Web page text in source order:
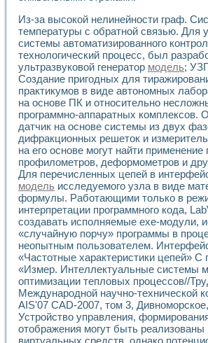
Виртуальная система
Преемственность дисциплин
Универсальный стенд для
Лабораторные практикумы по
Виртуальный измеритель
Лабораторный практикум по
Разработка виртуальной
Виртуальные практикумы по
Из опыта внедрения в рамках
Исследование эффективности
Опыт разработки LabVIEW
Проблемы повышения качества
Развитие LabVIEW
Разработка виртуальной
Усовершенствованные
Об опыте работы учебного
Технологии NI в магистерской
Система диагностики
Автоматизированный стенд
Лабораторный практикум по
Партнеры
Академические и отраслевые
Учебные заведения
Бизнес
Контакты
Из-за высокой нелинейности граф.
температуры с обратной связью. Для
системы автоматизированного
технологический процесс, был
ультразвуковой генератор модель;
Создание пригодных для
практикумов в виде автономных
на основе ПК и относительно
программно-аппаратных комплексов.
датчик на основе системы из двух
дифракционных решеток и
на его основе могут найти применение
профилометров, деформометров и
Для перечисленных цепей в
модель исследуемого узла в виде
формулы. Работающими только в
интерпретации программного кода,
создавать исполняемые ехе-модули,
«случайную порчу» программы в
неопытным пользователем.
«Частотные характеристики цепей»
«Измер. Интеллектуальные системы
оптимизации тепловых процессов//
Международной научно-технической
AIS'07 CAD-2007, том 3,
Устройство управления,
отображения могут быть реализованы